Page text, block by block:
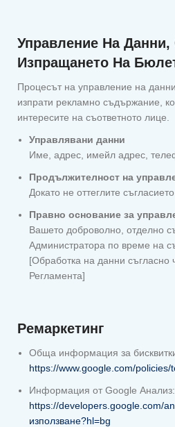
Управление На
Изпращането На
Процесът на управление на
изпрати рекламно съдържание,
интересите на съответното лице.
Управлявани данни
Име, адрес, имейл адрес,
Продължителност на
Докато не оттеглите съгласието
Правно основание за
Вашето доброволно, отделно
Администратора по време на
[Обработка на данни съгласно
Регламента]
Ремаркетинг
Обща информация за
https://www.google.com/
Информация от Google Анализ:
https://developers.google.com/
използване?hl=bg